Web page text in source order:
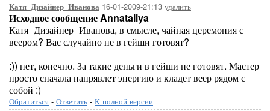
Катя_Дизайнер_Иванова 16-01-2009-21:13 удалить
Исходное сообщение Annataliya
Катя_Дизайнер_Иванова, в смысле, чайная церемония с
веером? Вас случайно не в гейши готовят?
:)) нет, конечно. За такие деньги в гейши не готовят. Мастер
просто сначала напрявлет энергию и кладет веер рядом с
собой :)
Обратиться - Ответить - К полной версии